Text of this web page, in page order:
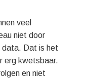
veel
niet door
data. Dat is het
erg kwetsbaar.
en niet